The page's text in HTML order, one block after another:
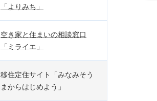
「よりみち」
空き家と住まいの相談窓口
「ミライエ」
移住定住サイト「みなみそう
まからはじめよう」